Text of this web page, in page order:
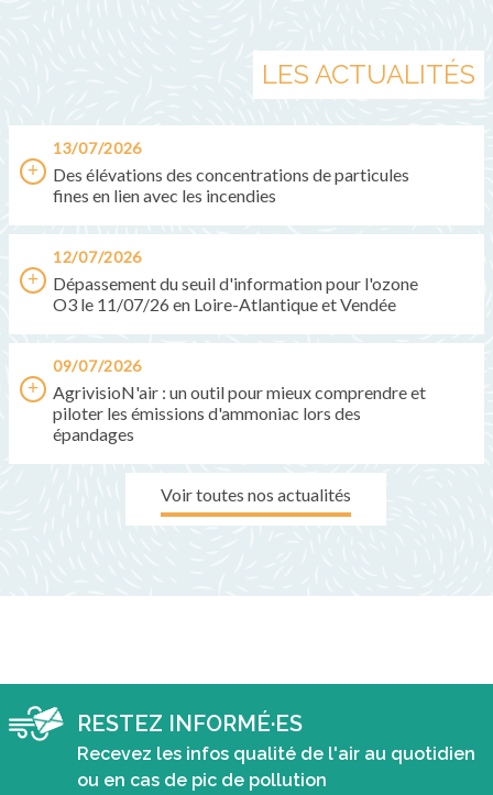
LES ACTUALITÉS
13/07/2026
Des élévations des concentrations de particules
fines en lien avec les incendies
12/07/2026
Dépassement du seuil d'information pour l'ozone
O3 le 11/07/26 en Loire-Atlantique et Vendée
09/07/2026
AgrivisioN'air : un outil pour mieux comprendre et
piloter les émissions d'ammoniac lors des
épandages
Voir toutes nos actualités
RESTEZ INFORMÉ·ES
Recevez les infos qualité de l'air au quotidien
ou en cas de pic de pollution